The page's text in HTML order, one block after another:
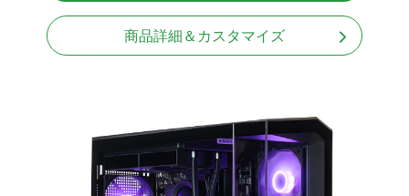
商品詳細＆カスタマイズ